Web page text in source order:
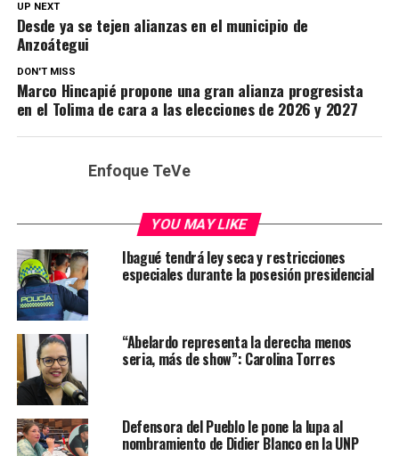
UP NEXT
Desde ya se tejen alianzas en el municipio de
Anzoátegui
DON'T MISS
Marco Hincapié propone una gran alianza progresista
en el Tolima de cara a las elecciones de 2026 y 2027
Enfoque TeVe
YOU MAY LIKE
Ibagué tendrá ley seca y restricciones
especiales durante la posesión presidencial
“Abelardo representa la derecha menos
seria, más de show”: Carolina Torres
Defensora del Pueblo le pone la lupa al
nombramiento de Didier Blanco en la UNP